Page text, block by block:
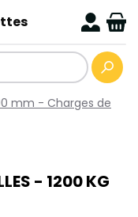
mm - Charges de
- 1200​ KG